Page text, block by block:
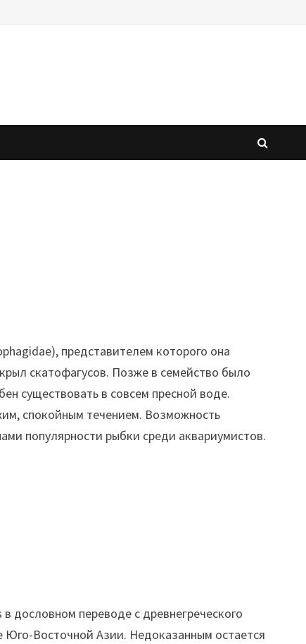
представителем которого она
скатофагусов. Позже в семейство было
существовать в совсем пресной воде.
спокойным течением. Возможность
популярности рыбки среди аквариумистов.
дословном переводе с древнегреческого
Юго-Восточной Азии. Недоказанным остается